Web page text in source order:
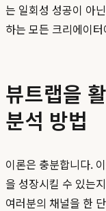
는 일회성 성공이 아
하는 모든 크리에이
뷰트랩을
분석 방법
이론은 충분합니다.
을 성장시킬 수 있는
여러분의 채널을 한